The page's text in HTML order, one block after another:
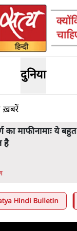
दुनिया
ख़बरें
का माफीनामाः ये बहुत
है
Hindi Bulletin